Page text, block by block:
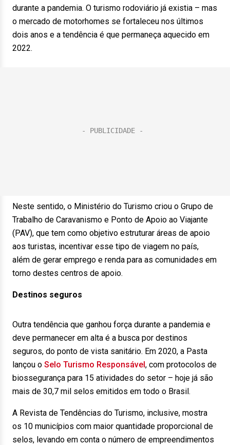
durante a pandemia. O turismo rodoviário já existia – mas
o mercado de motorhomes se fortaleceu nos últimos
dois anos e a tendência é que permaneça aquecido em
2022.
Neste sentido, o Ministério do Turismo criou o Grupo de
Trabalho de Caravanismo e Ponto de Apoio ao Viajante
(PAV), que tem como objetivo estruturar áreas de apoio
aos turistas, incentivar esse tipo de viagem no país,
além de gerar emprego e renda para as comunidades em
torno destes centros de apoio.
Destinos seguros
Outra tendência que ganhou força durante a pandemia e
deve permanecer em alta é a busca por destinos
seguros, do ponto de vista sanitário. Em 2020, a Pasta
lançou o Selo Turismo Responsável, com protocolos de
biossegurança para 15 atividades do setor – hoje já são
mais de 30,7 mil selos emitidos em todo o Brasil.
A Revista de Tendências do Turismo, inclusive, mostra
os 10 municípios com maior quantidade proporcional de
selos, levando em conta o número de empreendimentos